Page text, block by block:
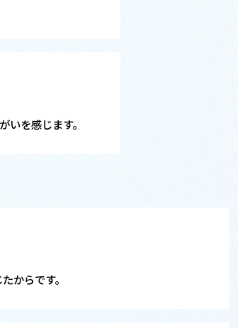
を感じます。
からです。